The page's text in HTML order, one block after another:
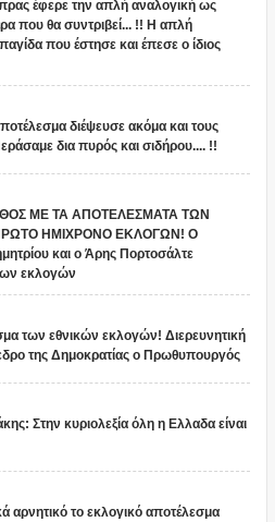
έφερε την απλή αναλογική ως
που θα συντριβεί... !! Η απλή
που έστησε και έπεσε ο ίδιος
διέψευσε ακόμα και τους
δια πυρός και σιδήρου.... !!
ΜΕ ΤΑ ΑΠΟΤΕΛΕΣΜΑΤΑ ΤΩΝ
ΗΜΙΧΡΟΝΟ ΕΚΛΟΓΩΝ! Ο
και ο Άρης Πορτοσάλτε
εκλογών
των εθνικών εκλογών! Διερευνητική
της Δημοκρατίας ο Πρωθυπουργός
Στην κυριολεξία όλη η Ελλαδα είναι
αρνητικό το εκλογικό αποτέλεσμα